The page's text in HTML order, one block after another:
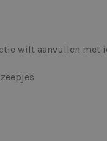
wilt aanvullen